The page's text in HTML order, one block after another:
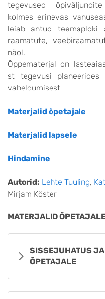
tegevused
kolmes erinevas
leiab antud teemaploki
raamatute,
näol.
Õppematerjal on
st tegevusi planeerides
vaheldumisest.
Materjalid õpetajale
Materjalid lapsele
Hindamine
Autorid: Lehte Tuuling,
Mirjam Köster
MATERJALID ÕPETAJALE
SISSEJUHATUS
ÕPETAJALE